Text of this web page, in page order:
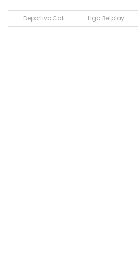
Deportivo Cali Liga Betplay